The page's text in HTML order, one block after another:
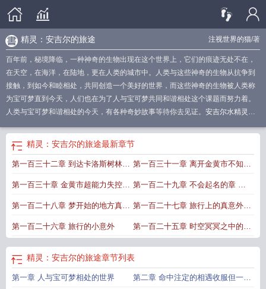
注视世界的猫/著
精灵：安吉尔的旅途
百年前，秘境降临，一种神奇的生物出现在这个世界上，它们的痕迹无处不在，
在天空，在海洋，在陆地，更在人类的城市中。人类与这些神奇的生物从抗争到
接触，到如今和睦相处，共同创造一个美好的世界，而这些神奇的生物被人类称
为宝可梦直到今天，人们也在为了人与宝可梦共同和谐相处这个课题而努力着。
人类与宝可梦和谐相处的今天，有各种奇妙故事等待你去见证。 安吉尔水精灵售
安吉尔百科 安吉尔cosplay 安吉尔蓝精灵净水器咋样
精灵和安吉尔一样吗
吉尔安吉尔安吉尔的安吉尔水精灵官网安吉拉精灵安吉拉安吉尔水精灵净水
精灵：安吉尔的旅途最新章节
第一百三十二章 到达卡洛斯树林内
一舞
第一百三十一章 离开金黄市不知名
的注视
第一百三十章 金黄市超能力失控综
合症
第一百二十九章 不会起名的章 一
律称为日常
第一百二十八章 梦开始的地方真新
镇
第一百二十七章 旅行上的真意外进
化的曙光
第一百二十六章 旅行的小意外 第一百二十五章 时空冥冥之中的再
会
精灵：安吉尔的旅途章节列表
第一章 人与宝可梦相处的世界 第二章 命中注定的相遇收服但一波